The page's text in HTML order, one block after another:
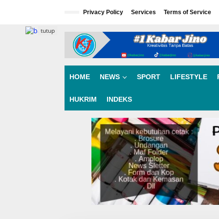
Privacy Policy Services Terms of Service
HOME NEWS SPORT LIFESTYLE
HUKRIM INDEKS
tutup